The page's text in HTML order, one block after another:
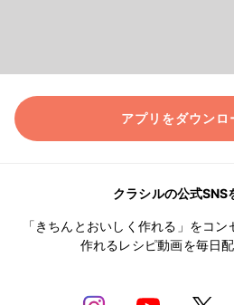
アプリをダウンロ
クラシルの公式SNS
「きちんとおいしく作れる」をコ
作れるレシピ動画を毎日